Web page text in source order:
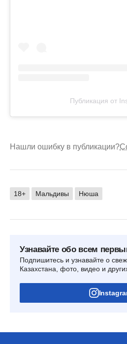
Публикация от
Нашли ошибку в публикации?
18+ Мальдивы Нюша
Узнавайте обо всем
Подпишитесь и узнавайте о
Казахстана, фото, видео и